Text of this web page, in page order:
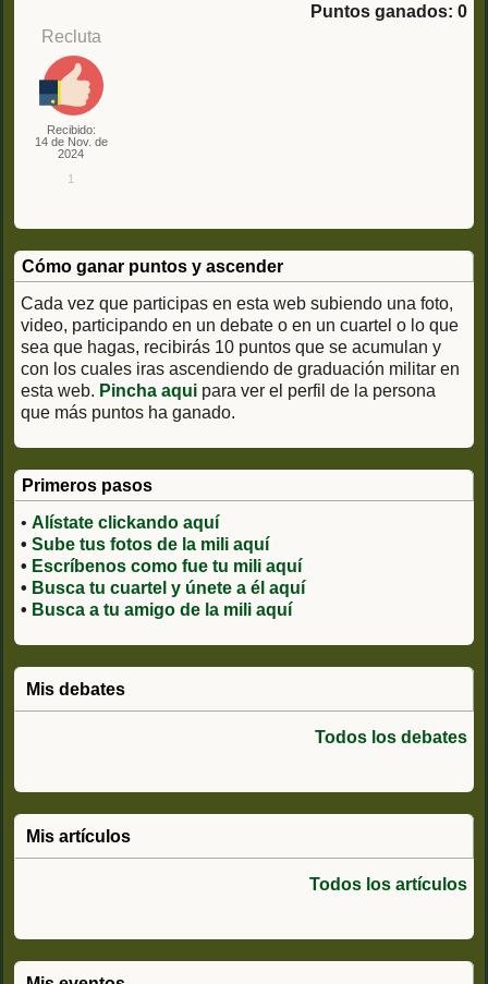
Puntos ganados: 0
Recluta
Recibido:
14 de Nov. de
2024
1
Cómo ganar puntos y ascender
Cada vez que participas en esta web subiendo una foto,
video, participando en un debate o en un cuartel o lo que
sea que hagas, recibirás 10 puntos que se acumulan y
con los cuales iras ascendiendo de graduación militar en
esta web. Pincha aqui para ver el perfil de la persona
que más puntos ha ganado.
Primeros pasos
• Alístate clickando aquí
• Sube tus fotos de la mili aquí
• Escríbenos como fue tu mili aquí
• Busca tu cuartel y únete a él aquí
• Busca a tu amigo de la mili aquí
Mis debates
Todos los debates
Mis artículos
Todos los artículos